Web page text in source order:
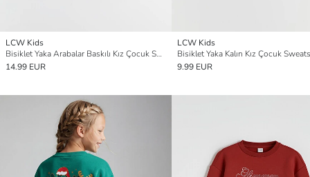
LCW Kids
Bisiklet Yaka Arabalar Baskılı Kız Çocuk Sweatshirt
14.99 EUR
LCW Kids
Bisiklet Yaka Kalın Kız Çocuk
9.99 EUR